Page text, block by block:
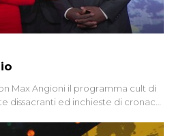
Max Angioni il programma cult di
dissacranti ed inchieste di cronaca